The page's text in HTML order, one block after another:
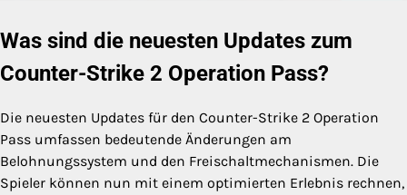
Was sind die neuesten Updates zum
Counter-Strike 2 Operation Pass?
Die neuesten Updates für den Counter-Strike 2 Operation
Pass umfassen bedeutende Änderungen am
Belohnungssystem und den Freischaltmechanismen. Die
Spieler können nun mit einem optimierten Erlebnis rechnen,